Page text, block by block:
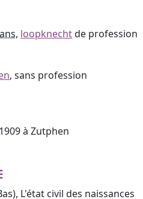
, loopknechtde profession
, sans profession
à Zutphen
L'état civil des naissances